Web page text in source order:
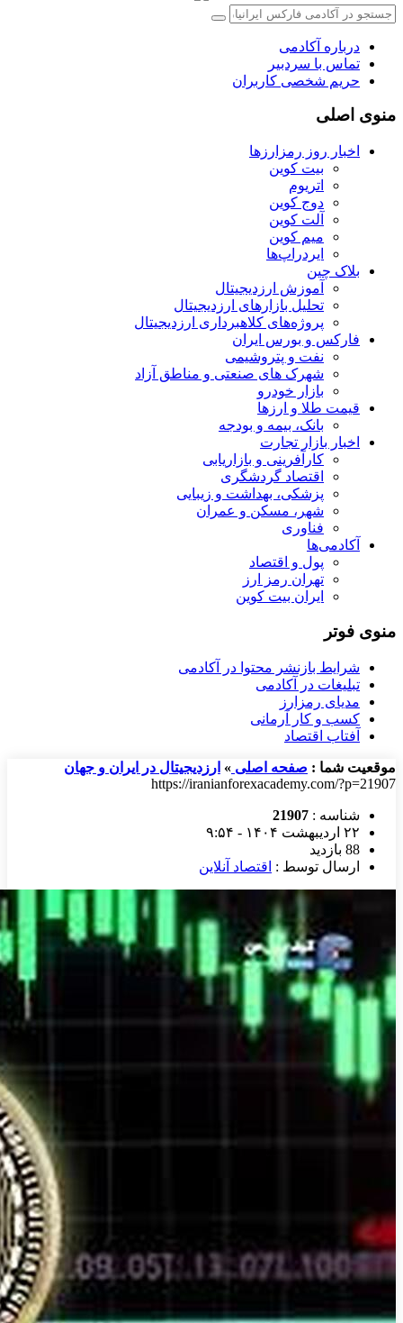
درباره آکادمی
تماس با سردبیر
حریم شخصی کاربران
منوی اصلی
اخبار روز رمزارزها
بیت کوین
اتریوم
دوج کوین
آلت کوین
میم کوین‌
ایردراپ‌ها
بلاک چین
آموزش ارزدیجیتال
تحلیل بازارهای ارزدیجیتال
پروژه‌های کلاهبرداری ارزدیجیتال
فارکس و بورس ایران
نفت و پتروشیمی
شهرک های صنعتی و مناطق آزاد
بازار خودرو
قیمت طلا و ارزها
بانک، بیمه و بودجه
اخبار بازار تجارت
کارآفرینی و بازاریابی
اقتصاد گردشگری
پزشکی، بهداشت و زیبایی
شهر، مسکن و عمران
فناوری
آکادمی‌ها
پول و اقتصاد
تهران رمز ارز
ایران بیت کوین
منوی فوتر
شرایط بازنشر محتوا در آکادمی
تبلیغات در آکادمی
مدیای رمزارز
کسب و کار آرمانی
آفتاب اقتصاد
موقعیت شما : صفحه اصلی » ارزدیجیتال در ایران و جهان
https://iranianforexacademy.com/?p=21907
شناسه : 21907
۲۲ اردیبهشت ۱۴۰۴ - ۹:۵۴
88 بازدید
ارسال توسط : اقتصاد آنلاین